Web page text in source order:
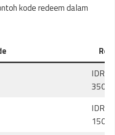
kode redeem dalam
IDR
IDR